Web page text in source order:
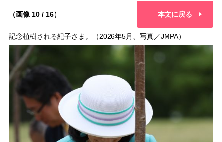
（画像 10 / 16） 本文に戻る
記念植樹される紀子さま。（2026年5月、写真／JMPA）